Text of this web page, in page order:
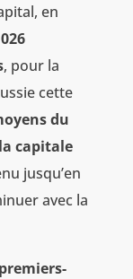
en
, pour la
cette
du
capitale
jusqu’en
avec la